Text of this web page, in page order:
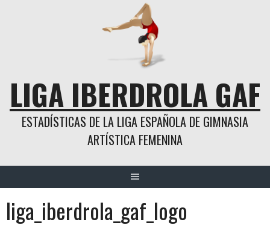
LIGA IBERDROLA GAF
ESTADÍSTICAS DE LA LIGA ESPAÑOLA DE GIMNASIA
ARTÍSTICA FEMENINA
liga_iberdrola_gaf_logo